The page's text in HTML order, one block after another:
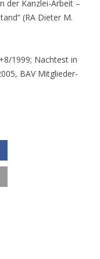
der Kanzlei-Arbeit –
(RA Dieter M.
1999; Nachtest in
BAV Mitglieder-